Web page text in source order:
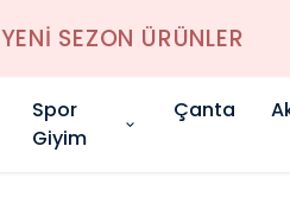
YENİ SEZON ÜRÜNLER
Spor
Giyim
Çanta